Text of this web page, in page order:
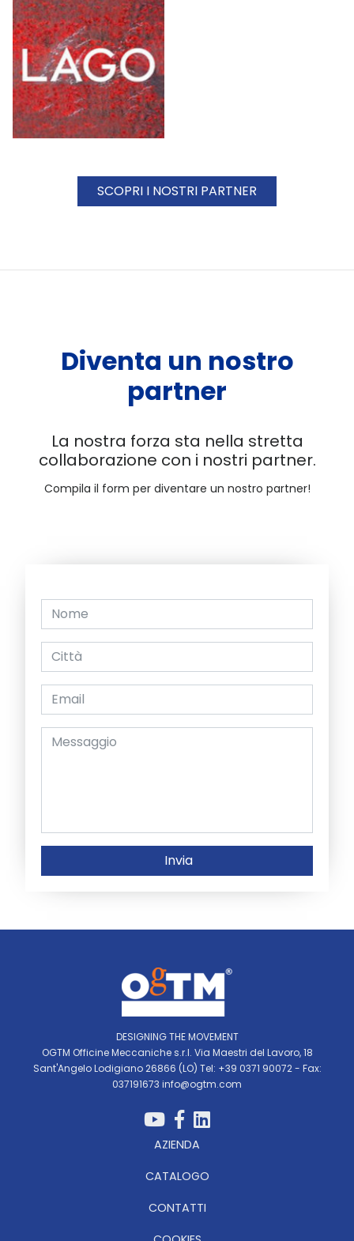
SCOPRI I NOSTRI PARTNER
Diventa un nostro
partner
La nostra forza sta nella stretta
collaborazione con i nostri partner.
Compila il form per diventare un nostro partner!
Invia
DESIGNING THE MOVEMENT
OGTM Officine Meccaniche s.r.l. Via Maestri del Lavoro, 18
Sant'Angelo Lodigiano 26866 (LO) Tel: +39 0371 90072 - Fax:
037191673 info@ogtm.com
AZIENDA
CATALOGO
CONTATTI